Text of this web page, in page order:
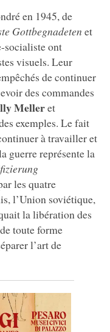
en 1945, de
Gottbegnadeten et
socialiste ont
visuels. Leur
de continuer
des commandes
Melleret
exemples. Le fait
à travailler et
guerre représente la
les quatre
l’Union soviétique,
la libération des
toute forme
l’art de